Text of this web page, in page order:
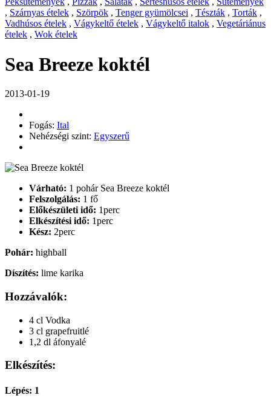
, Szárnyas ételek , Szörpök , Tenger gyümölcsei , Tészták , Torták ,
Vadhúsos ételek , Vágykeltő ételek , Vágykeltő italok , Vegetáriánus
ételek , Wok ételek
Sea Breeze koktél
2013-01-19
Fogás: Ital
Nehézségi szint: Egyszerű
Várható: 1 pohár Sea Breeze koktél
Felszolgálás: 1 fő
Előkészületi idő: 1perc
Elkészítési idő: 1perc
Kész: 2perc
Pohár: highball
Díszítés: lime karika
Hozzávalók:
4 cl Vodka
3 cl grapefruitlé
1,2 dl áfonyalé
Elkészítés:
Lépés: 1